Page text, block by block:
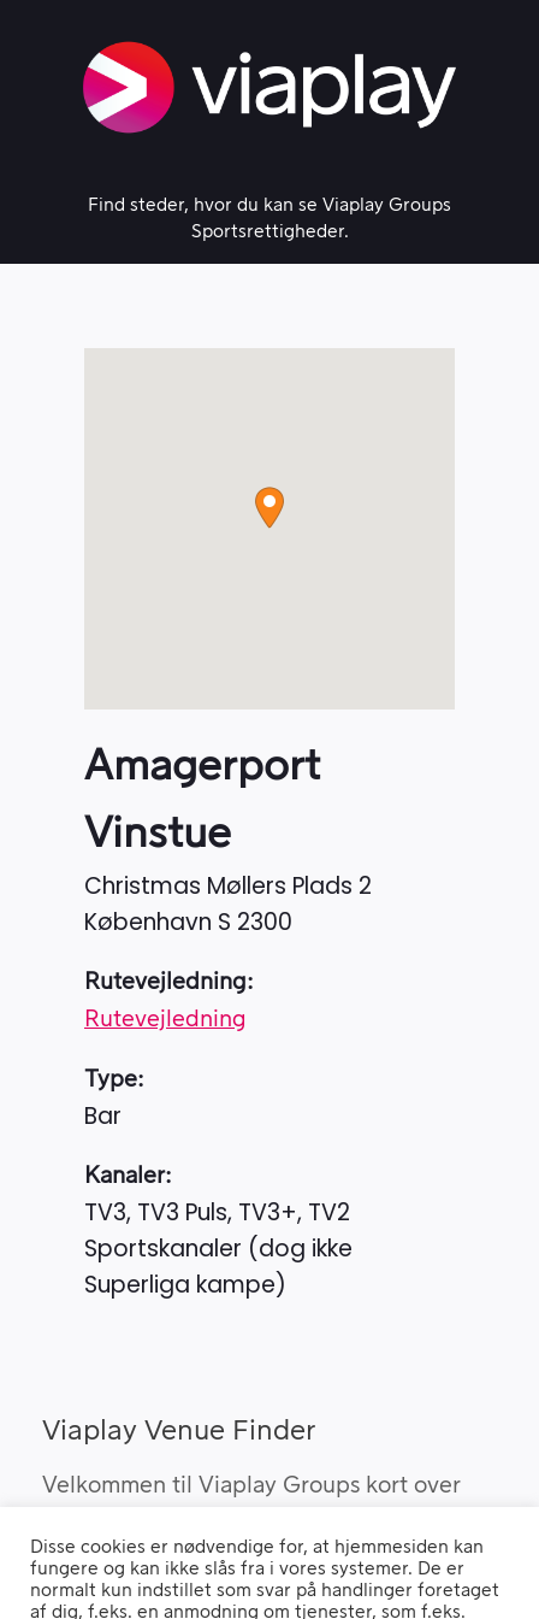
Find steder, hvor du kan se Viaplay Groups
Sportsrettigheder.
Amagerport
Vinstue
Christmas Møllers Plads 2
København S 2300
Rutevejledning:
Rutevejledning
Type:
Bar
Kanaler:
TV3, TV3 Puls, TV3+, TV2
Sportskanaler (dog ikke
Superliga kampe)
Viaplay Venue Finder
Velkommen til Viaplay Groups kort over
finde barer, pubber og hoteller, som kan
vise Viaplay’s sportsrettigheder i Danmark.
Disse cookies er nødvendige for, at hjemmesiden kan
fungere og kan ikke slås fra i vores systemer. De er
normalt kun indstillet som svar på handlinger foretaget
af dig, f.eks. en anmodning om tjenester, som f.eks.